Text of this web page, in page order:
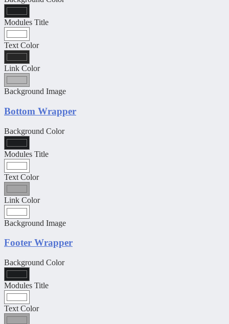
Modules Title
Text Color
Link Color
Background Image
Bottom Wrapper
Background Color
Modules Title
Text Color
Link Color
Background Image
Footer Wrapper
Background Color
Modules Title
Text Color